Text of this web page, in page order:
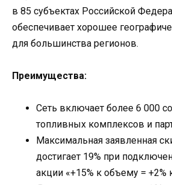
в 85 субъектах Российской
обеспечивает хорошее
для большинства регионов.
Преимущества:
Сеть включает более 6 000
топливных комплексов и
Максимальная заявленная
достигает 19% при
акции «+15% к объему = +2%